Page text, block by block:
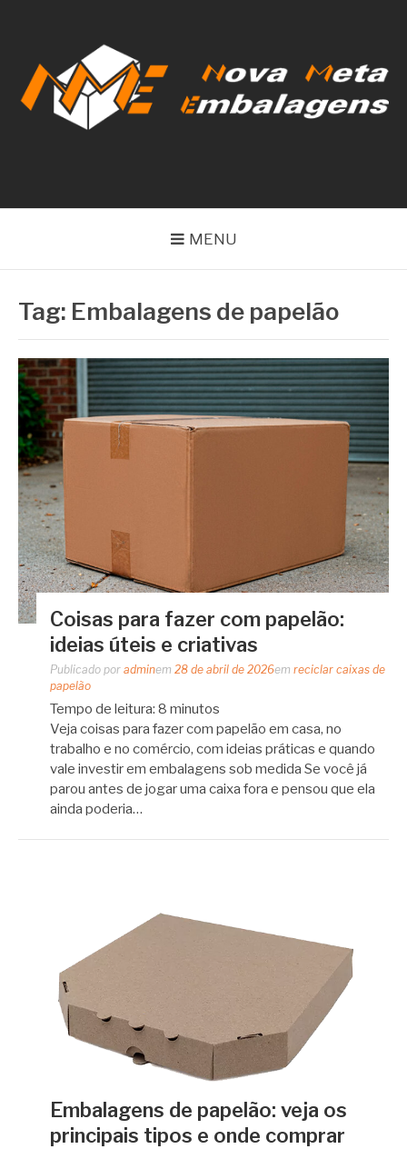
conteúdo
MENU
Tag: Embalagens de papelão
Coisas para fazer com papelão:
ideias úteis e criativas
Publicado por adminem 28 de abril de 2026em reciclar caixas de
papelão
Tempo de leitura: 8 minutos
Veja coisas para fazer com papelão em casa, no
trabalho e no comércio, com ideias práticas e quando
vale investir em embalagens sob medida Se você já
parou antes de jogar uma caixa fora e pensou que ela
ainda poderia…
Embalagens de papelão: veja os
principais tipos e onde comprar